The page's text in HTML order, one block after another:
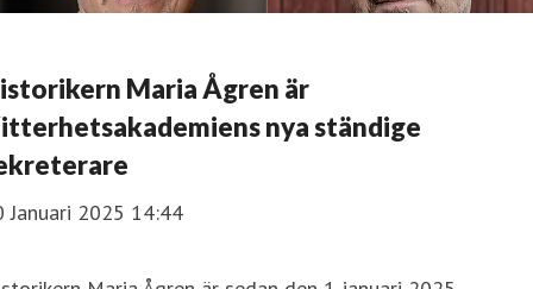
Maria Ågren är
nya ständige
Januari 2025 14:44